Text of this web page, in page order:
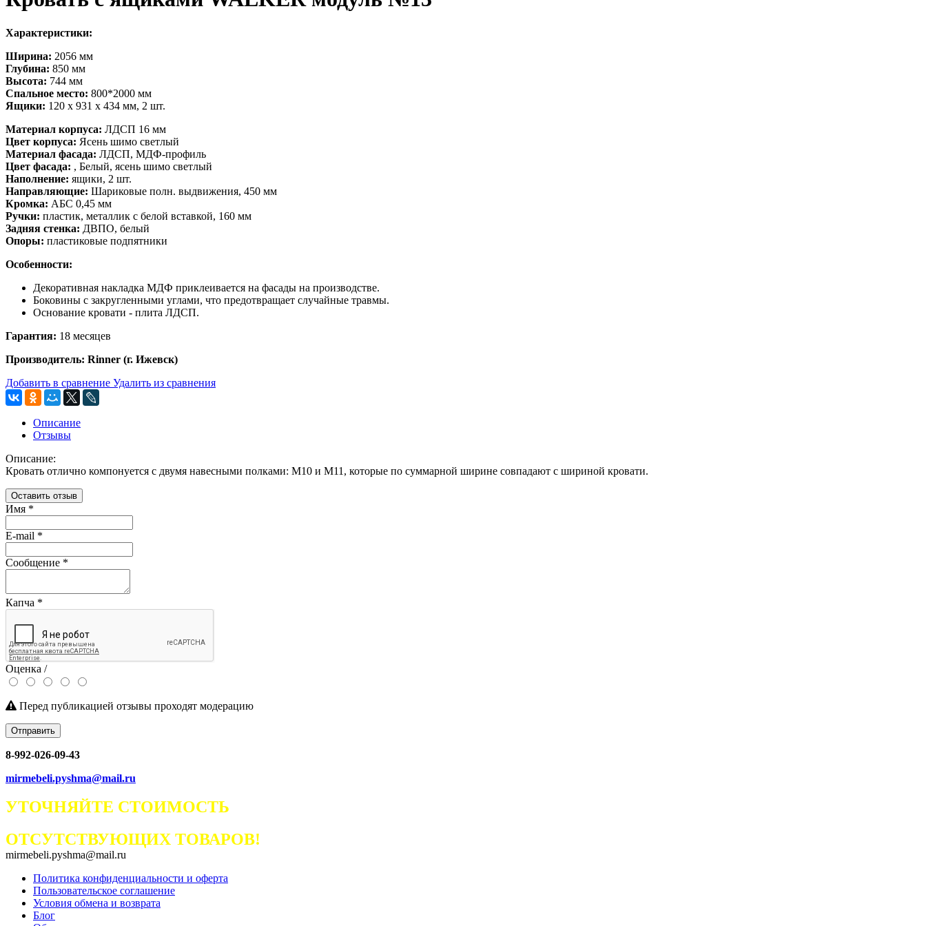
Характеристики:
Ширина: 2056 мм
Глубина: 850 мм
Высота: 744 мм
Спальное место: 800*2000 мм
Ящики: 120 х 931 х 434 мм, 2 шт.
Материал корпуса: ЛДСП 16 мм
Цвет корпуса: Ясень шимо светлый
Материал фасада: ЛДСП, МДФ-профиль
Цвет фасада: , Белый, ясень шимо светлый
Наполнение: ящики, 2 шт.
Направляющие: Шариковые полн. выдвижения, 450 мм
Кромка: АБС 0,45 мм
Ручки: пластик, металлик с белой вставкой, 160 мм
Задняя стенка: ДВПО, белый
Опоры: пластиковые подпятники
Особенности:
Декоративная накладка МДФ приклеивается на фасады на производстве.
Боковины с закругленными углами, что предотвращает случайные травмы.
Основание кровати - плита ЛДСП.
Гарантия: 18 месяцев
Производитель: Rinner (г. Ижевск)
Добавить в сравнение Удалить из сравнения
Описание
Отзывы
Описание:
Кровать отлично компонуется с двумя навесными полками: М10 и М11, которые по суммарной ширине совпадают с шириной кровати.
Оставить отзыв
Имя *
E-mail *
Сообщение *
Капча *
Оценка /
Перед публикацией отзывы проходят модерацию
Отправить
8-992-026-09-43
mirmebeli.pyshma@mail.ru
УТОЧНЯЙТЕ СТОИМОСТЬ
ОТСУТСТВУЮЩИХ ТОВАРОВ!
mirmebeli.pyshma@mail.ru
Политика конфиденциальности и оферта
Пользовательское соглашение
Условия обмена и возврата
Блог